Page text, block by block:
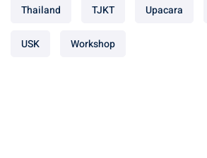
Thailand TJKT Upacara
USK Workshop